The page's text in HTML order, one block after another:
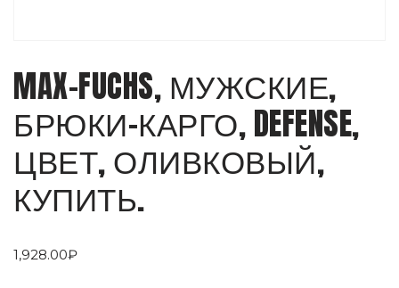
MAX-FUCHS, МУЖСКИЕ,
БРЮКИ-КАРГО, DEFENSE,
ЦВЕТ, ОЛИВКОВЫЙ,
КУПИТЬ.
1,928.00₽